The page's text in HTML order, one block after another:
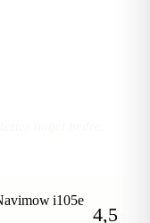
i105e
4,5